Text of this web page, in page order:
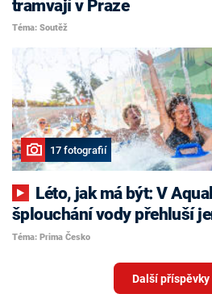
tramvají v Praze
Téma: Soutěž
17 fotografií
šplouchání vody přehluší
Téma: Prima Česko
Další příspěvky